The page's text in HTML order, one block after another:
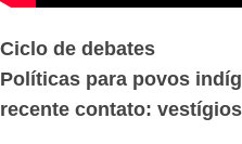
Ciclo de debates
Políticas para povos
recente contato: